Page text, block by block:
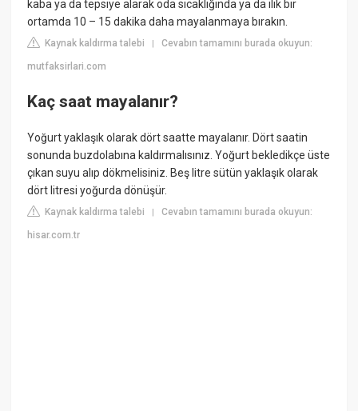
kaba ya da tepsiye alarak oda sıcaklığında ya da ılık bir
ortamda 10 – 15 dakika daha mayalanmaya bırakın.
Kaynak kaldırma talebi |Cevabın tamamını burada okuyun:
mutfaksirlari.com
Kaç saat mayalanır?
Yoğurt yaklaşık olarak dört saatte mayalanır. Dört saatin
sonunda buzdolabına kaldırmalısınız. Yoğurt bekledikçe üste
çıkan suyu alıp dökmelisiniz. Beş litre sütün yaklaşık olarak
dört litresi yoğurda dönüşür.
Kaynak kaldırma talebi |Cevabın tamamını burada okuyun:
hisar.com.tr